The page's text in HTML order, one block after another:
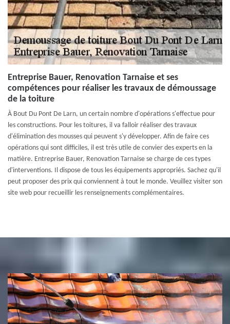
Entreprise Bauer, Renovation Tarnaise et ses
compétences pour réaliser les travaux de démoussage
de la toiture
À Bout Du Pont De Larn, un certain nombre d'opérations s'effectue pour
les constructions. Pour les toitures, il va falloir réaliser des travaux
d'élimination des mousses qui peuvent s'y développer. Afin de faire ces
opérations qui sont difficiles, il est très utile de convier des experts en la
matière. Entreprise Bauer, Renovation Tarnaise se charge de ces types
d'interventions. Il dispose de tous les équipements appropriés. Sachez qu'il
peut proposer des prix qui conviennent à tout le monde. Veuillez visiter son
site web pour recueillir les renseignements complémentaires.